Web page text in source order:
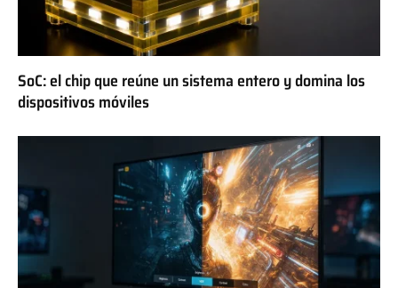
SoC: el chip que reúne un sistema entero y domina los
dispositivos móviles